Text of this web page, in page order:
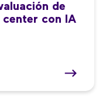
de
center con IA